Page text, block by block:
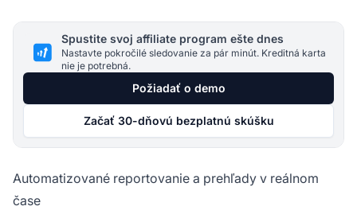
Spustite svoj affiliate program ešte dnes
Nastavte pokročilé sledovanie za pár minút. Kreditná karta
nie je potrebná.
Požiadať o demo
Začať 30-dňovú bezplatnú skúšku
Automatizované reportovanie a prehľady v reálnom
čase